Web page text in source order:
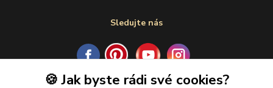
Sledujte nás
🍪 Jak byste rádi své cookies?